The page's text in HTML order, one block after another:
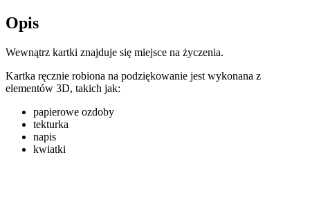
Opis
Wewnątrz kartki znajduje się miejsce na życzenia.
Kartka ręcznie robiona na podziękowanie jest wykonana z
elementów 3D, takich jak:
papierowe ozdoby
tekturka
napis
kwiatki